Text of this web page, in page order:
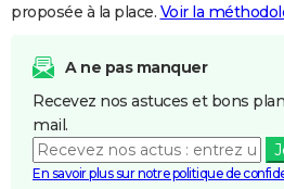
proposée à la place. Voir la
A ne pas manquer
Recevez nos astuces et bons
mail.
En savoir plus sur notre politique de